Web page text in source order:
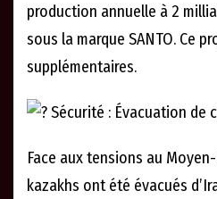
production annuelle à 2
sous la marque SANTO. Ce
supplémentaires.
Sécurité : Évacuation de
Face aux tensions au
kazakhs ont été évacués